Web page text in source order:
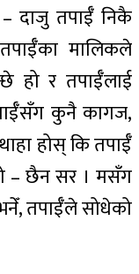
– दाजु तपाईँ निकै
मालिकले
हो र तपाईँलाई
कुनै कागज,
होस् कि तपाईँ
– छैन सर । मसँग
तपाईँले सोधेको